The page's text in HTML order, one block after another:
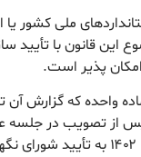
استانداردهای ملی
این قانون با تأیید
پذیر است.
واحده که گزارش